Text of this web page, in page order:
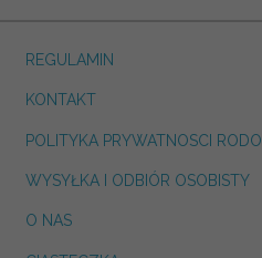
REGULAMIN
KONTAKT
POLITYKA PRYWATNOSCI RODO
WYSYŁKA I ODBIÓR OSOBISTY
O NAS